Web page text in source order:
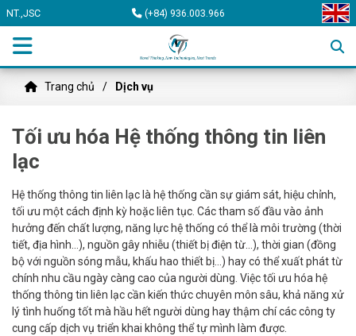
NT.,JSC (+84) 936.003.966
Trang chủ Dịch vụ
Tối ưu hóa Hệ thống thông tin liên
lạc
Hệ thống thông tin liên lạc là hệ thống cần sự giám sát, hiệu chỉnh,
tối ưu một cách định kỳ hoặc liên tục. Các tham số đầu vào ảnh
hưởng đến chất lượng, năng lực hệ thống có thể là môi trường (thời
tiết, địa hình…), nguồn gây nhiễu (thiết bị điện từ…), thời gian (đồng
bộ với nguồn sóng mẫu, khấu hao thiết bị…) hay có thể xuất phát từ
chính nhu cầu ngày càng cao của người dùng. Việc tối ưu hóa hệ
thống thông tin liên lạc cần kiến thức chuyên môn sâu, khả năng xử
lý tình huống tốt mà hầu hết người dùng hay thậm chí các công ty
cung cấp dịch vụ triển khai không thể tự mình làm được.